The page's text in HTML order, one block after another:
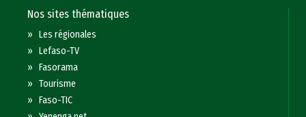
Nos sites thématiques
»Les régionales
»Lefaso-TV
»Fasorama
»Tourisme
»Faso-TIC